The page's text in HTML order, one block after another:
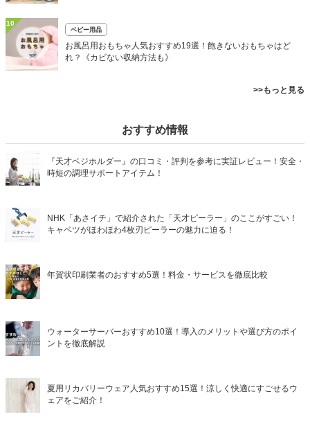
10
ベビー用品
お風呂用おもちゃ人気おすすめ19選！飽きないおもちゃはど
れ？《カビない収納方法も》
>>もっと見る
おすすめ情報
『天才ベジホルダー』の口コミ・評判を参考に実証レビュー！安全・
時短の調理サポートアイテム！
NHK「あさイチ」で紹介された「天才ピーラー」のここがすごい！
キャベツがほわほわ4枚刃ピーラーの魅力に迫る！
年賀状印刷業者のおすすめ5選！料金・サービスを徹底比較
ウォーターサーバーおすすめ10選！導入のメリットや選び方のポイ
ントを徹底解説
夏用リカバリーウェア人気おすすめ15選！涼しく快適にすごせるウ
ェアをご紹介！